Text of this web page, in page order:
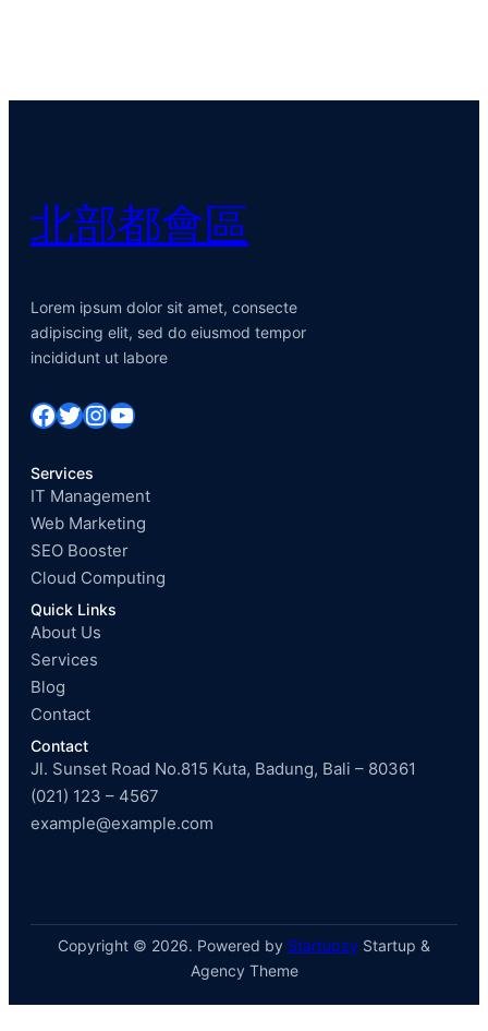
北部都會區
Lorem ipsum dolor sit amet, consecte
adipiscing elit, sed do eiusmod tempor
incididunt ut labore
Facebook Twitter InstagramYouTube
Services
IT Management
Web Marketing
SEO Booster
Cloud Computing
Quick Links
About Us
Services
Blog
Contact
Contact
Jl. Sunset Road No.815 Kuta, Badung, Bali – 80361
(021) 123 – 4567
example@example.com
Copyright © 2026. Powered by Startupzy Startup &
Agency Theme